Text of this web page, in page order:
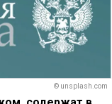
© unsplash.com